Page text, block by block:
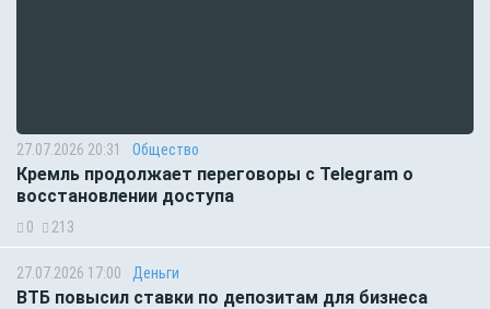
27.07.2026 20:31 Общество
Кремль продолжает переговоры с Telegram о
восстановлении доступа
0 213
27.07.2026 17:00 Деньги
ВТБ повысил ставки по депозитам для бизнеса